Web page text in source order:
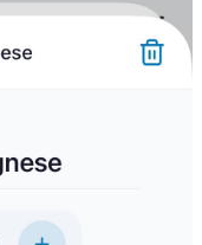
ustalaj terminy i